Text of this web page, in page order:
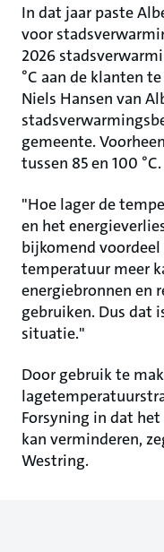
In dat jaar paste
voor
2026
°C aan de klanten
Niels Hansen van
gemeente.
tussen 85 en 100 °C.
"Hoe lager de
en het
bijkomend
temperatuur meer
energiebronnen en
gebruiken. Dus dat
situatie."
Door gebruik te
Forsyning in dat
kan verminderen,
Westring.